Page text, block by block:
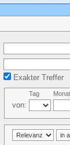
Exakter Treffer
von:
Tag Monat